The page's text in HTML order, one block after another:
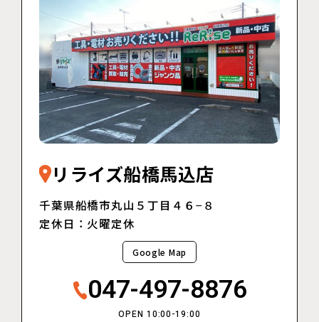
リライズ船橋馬込店
千葉県船橋市丸山５丁目４６−８
定休日：火曜定休
Google Map
047-497-8876
OPEN 10:00-19:00